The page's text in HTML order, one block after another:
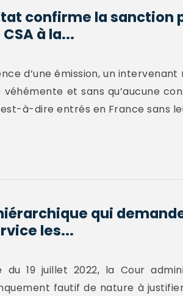
confirme la sanction
à la...
d’une émission, un
et sans qu’aucune
à-dire entrés en France sans
qui
les...
19 juillet 2022, la Cour
fautif de nature à